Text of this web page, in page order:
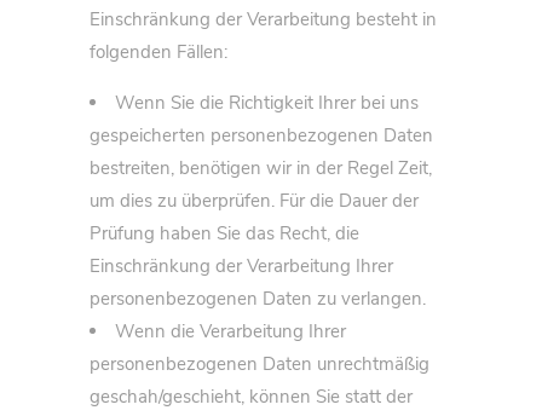
Einschränkung der Verarbeitung besteht in
folgenden Fällen:
Wenn Sie die Richtigkeit Ihrer bei uns
gespeicherten personenbezogenen Daten
bestreiten, benötigen wir in der Regel Zeit,
um dies zu überprüfen. Für die Dauer der
Prüfung haben Sie das Recht, die
Einschränkung der Verarbeitung Ihrer
personenbezogenen Daten zu verlangen.
Wenn die Verarbeitung Ihrer
personenbezogenen Daten unrechtmäßig
geschah/geschieht, können Sie statt der